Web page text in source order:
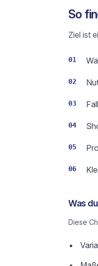
So
Ziel ist
01
02
03
04
05
06
Was
Diese